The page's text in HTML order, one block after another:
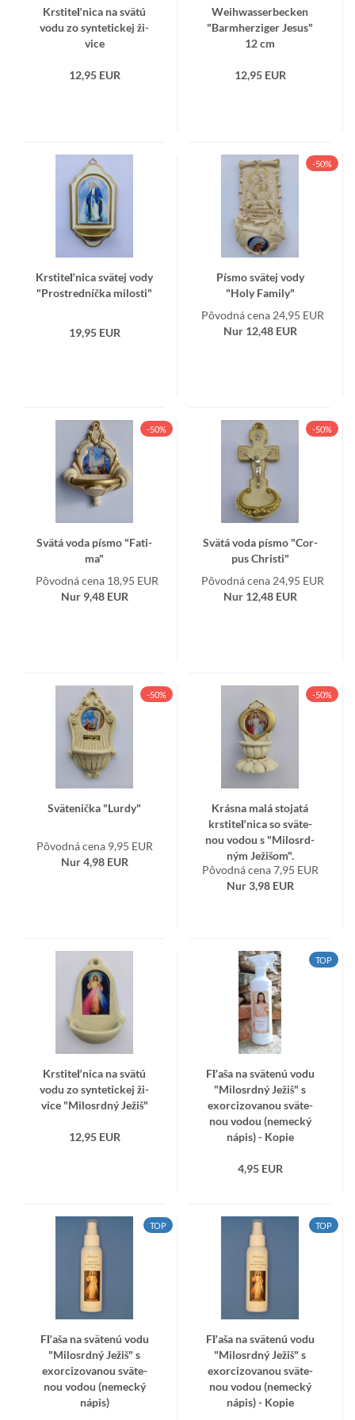
Krs­ti­teľ­ni­ca na svätú
vodu zo syn­te­tic­kej ži­
vi­ce
12,95 EUR
We­i­hwas­ser­bec­ken
"Barm­her­zi­ger Jesus"
12 cm
12,95 EUR
Krs­ti­teľ­ni­ca svä­tej vody
"Pro­stred­níč­ka mi­los­ti"
19,95 EUR
-50%
Písmo svä­tej vody
"Holy Fa­mi­ly"
Pôvodná cena 24,95 EUR
Nur 12,48 EUR
-50%
Svätá voda písmo "Fa­ti­
ma"
Pôvodná cena 18,95 EUR
Nur 9,48 EUR
-50%
Svätá voda písmo "Cor­
pus Chris­ti"
Pôvodná cena 24,95 EUR
Nur 12,48 EUR
-50%
Svä­te­nič­ka "Lurdy"
Pôvodná cena 9,95 EUR
Nur 4,98 EUR
-50%
Krás­na malá sto­ja­tá
krs­ti­teľ­ni­ca so svä­te­
nou vodou s "Mi­lo­srd­
ným Je­ži­šom".
Pôvodná cena 7,95 EUR
Nur 3,98 EUR
Krs­ti­teľ­ni­ca na svätú
vodu zo syn­te­tic­kej ži­
vi­ce "Mi­lo­srd­ný Ježiš"
12,95 EUR
TOP
Fľaša na svä­te­nú vodu
"Mi­lo­srd­ný Ježiš" s
exor­ci­zo­va­nou svä­te­
nou vodou (ne­mec­ký
nápis) - Kopie
4,95 EUR
TOP
Fľaša na svä­te­nú vodu
"Mi­lo­srd­ný Ježiš" s
exor­ci­zo­va­nou svä­te­
nou vodou (ne­mec­ký
nápis)
TOP
Fľaša na svä­te­nú vodu
"Mi­lo­srd­ný Ježiš" s
exor­ci­zo­va­nou svä­te­
nou vodou (ne­mec­ký
nápis) - Kopie